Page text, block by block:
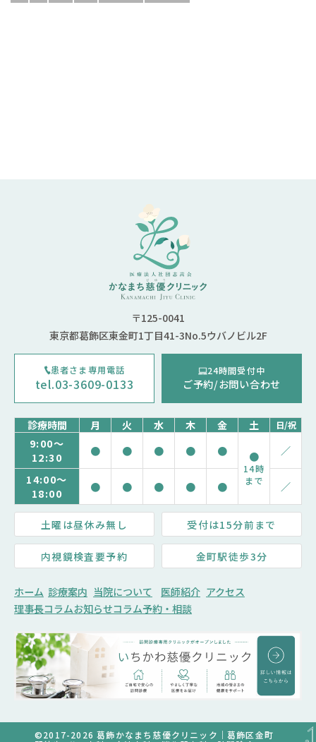
〒125-0041
東京都葛飾区東金町1丁目41-3No.5ウバノビル2F
患者さま専用電話
tel.03-3609-0133
24時間受付中
ご予約/お問い合わせ
診療時間 月 火 水 木 金 土 日/祝
9:00～
12:30
● ● ● ● ● ●
14時
まで
／
14:00～
18:00
● ● ● ● ● ／
土曜は昼休み無し 受付は15分前まで
内視鏡検査要予約 金町駅徒歩3分
ホーム 診療案内 当院について 医師紹介 アクセス
理事長コラムお知らせコラム予約・相談
©2017-2026 葛飾かなまち慈優クリニック｜葛飾区金町